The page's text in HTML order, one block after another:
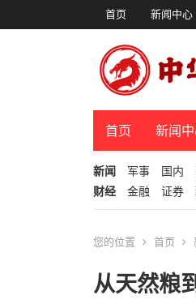
首页 新闻中心
首页 新闻
新闻 军事 国内
财经
金融 证券
您的位置 首页
从天然粮